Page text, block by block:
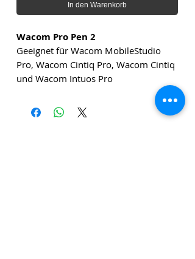
In den Warenkorb
Wacom Pro Pen 2
Geeignet für Wacom MobileStudio
Pro, Wacom Cintiq Pro, Wacom Cintiq
und Wacom Intuos Pro